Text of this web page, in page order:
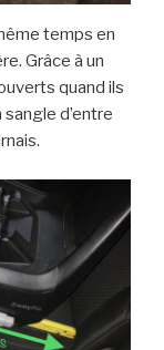
temps en
Grâce à un
quand ils
d’entre